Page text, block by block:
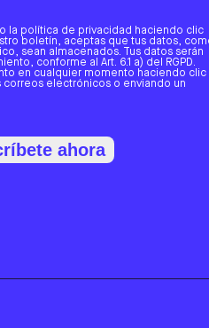
la política de privacidad haciendo clic
boletín, aceptas que tus datos,
sean almacenados. Tus datos serán
conforme al Art. 6.1 a) del RGPD.
en cualquier momento haciendo clic
correos electrónicos o enviando un
ahora